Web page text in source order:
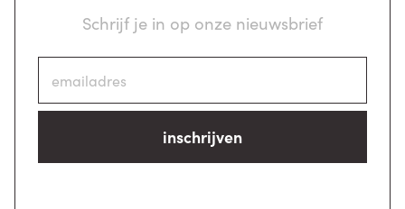
Schrijf je in op onze nieuwsbrief
inschrijven